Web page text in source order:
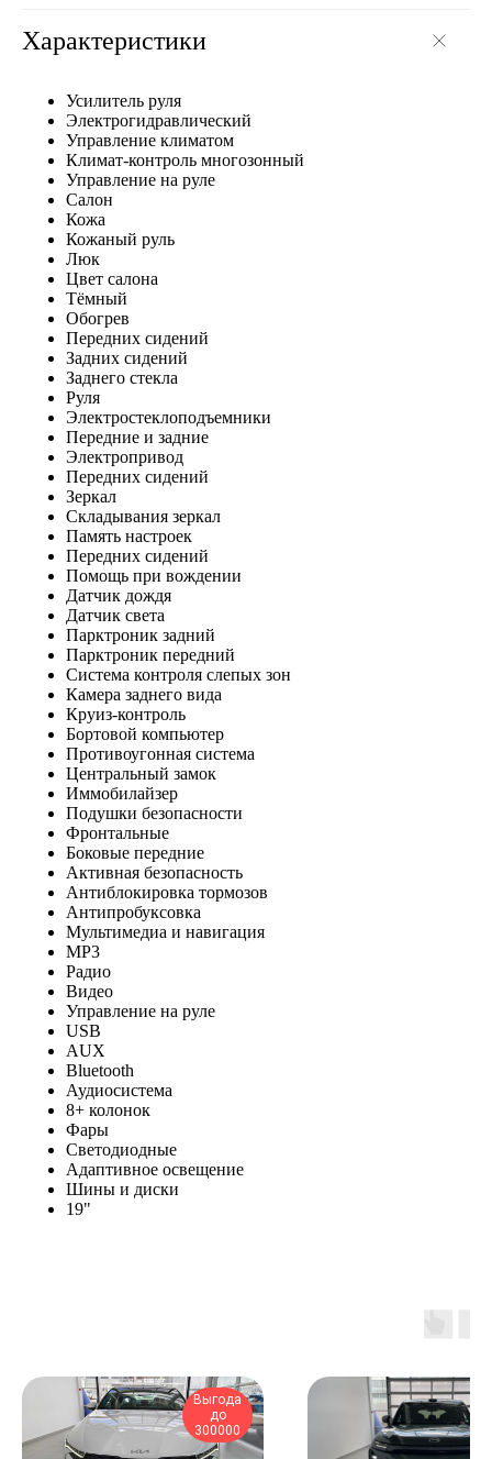
Характеристики
Усилитель руля
Электрогидравлический
Управление климатом
Климат-контроль многозонный
Управление на руле
Салон
Кожа
Кожаный руль
Люк
Цвет салона
Тёмный
Обогрев
Передних сидений
Задних сидений
Заднего стекла
Руля
Электростеклоподъемники
Передние и задние
Электропривод
Передних сидений
Зеркал
Складывания зеркал
Память настроек
Передних сидений
Помощь при вождении
Датчик дождя
Датчик света
Парктроник задний
Парктроник передний
Система контроля слепых зон
Камера заднего вида
Круиз-контроль
Бортовой компьютер
Противоугонная система
Центральный замок
Иммобилайзер
Подушки безопасности
Фронтальные
Боковые передние
Активная безопасность
Антиблокировка тормозов
Антипробуксовка
Мультимедиа и навигация
MP3
Радио
Видео
Управление на руле
USB
AUX
Bluetooth
Аудиосистема
8+ колонок
Фары
Светодиодные
Адаптивное освещение
Шины и диски
19"
Выгода
до
300000